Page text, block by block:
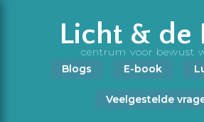
Licht & de
centrum voor bewust
Blogs
E-book
Veelgestelde